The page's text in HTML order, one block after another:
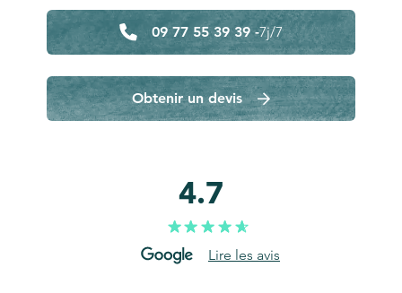
09 77 55 39 39 -7j/7
Obtenir un devis
4.7
Lire les avis